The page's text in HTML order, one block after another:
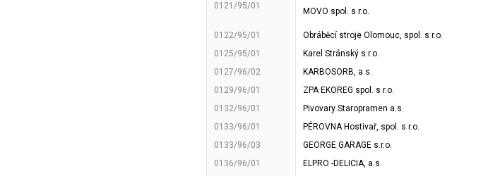
0121/95/01
MOVO spol. s r.o.
0122/95/01 Obráběcí stroje Olomouc, spol. s r.o.
0125/95/01
Karel Stránský s.r.o.
0127/96/02
KARBOSORB, a.s.
0129/96/01
ZPA EKOREG spol. s r.o.
0132/96/01
Pivovary Staropramen a.s.
0133/96/01
PÉROVNA Hostivař, spol. s r.o.
0133/96/03
GEORGE GARAGE s.r.o.
0136/96/01
ELPRO -DELICIA, a.s.